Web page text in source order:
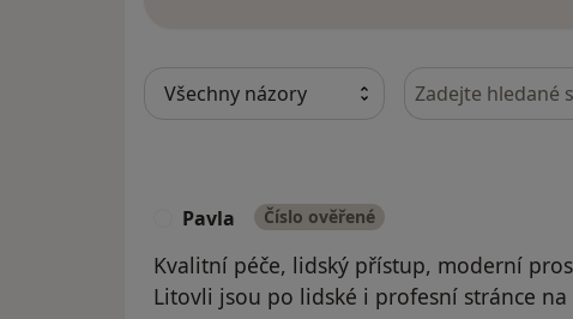
Hledejte v
Pavla Číslo ověřené
Kvalitní péče, lidský přístup, moderní
Litovli jsou po lidské i profesní stránce